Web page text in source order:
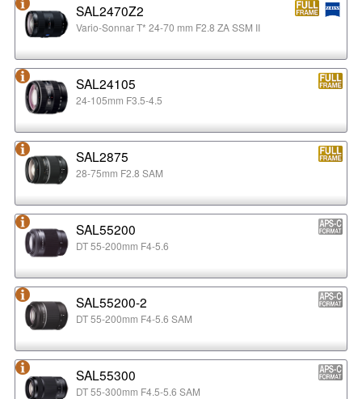
SAL2470Z2
Vario-Sonnar T* 24-70 mm F2.8 ZA SSM II
SAL24105
24-105mm F3.5-4.5
SAL2875
28-75mm F2.8 SAM
SAL55200
DT 55-200mm F4-5.6
SAL55200-2
DT 55-200mm F4-5.6 SAM
SAL55300
DT 55-300mm F4.5-5.6 SAM